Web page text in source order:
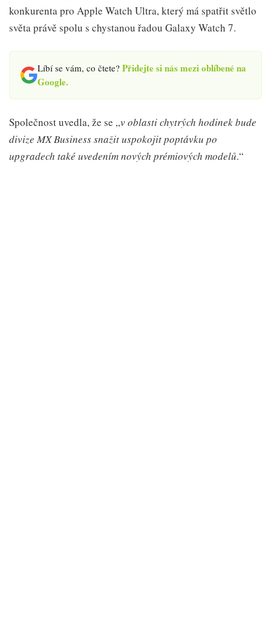
konkurenta pro Apple Watch Ultra, který má spatřit světlo
světa právě spolu s chystanou řadou Galaxy Watch 7.
Líbí se vám, co čtete? Přidejte si nás mezi oblíbené na
Google.
Společnost uvedla, že se „v oblasti chytrých hodinek bude
divize MX Business snažit uspokojit poptávku po
upgradech také uvedením nových prémiových modelů.“